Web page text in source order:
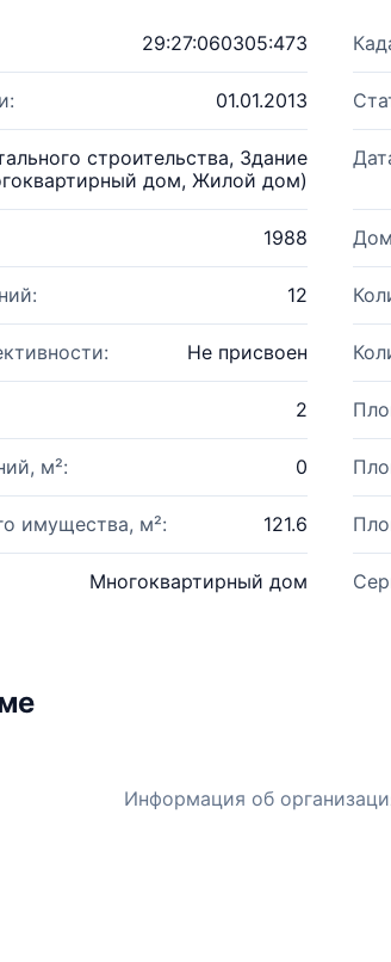
29:27:060305:473
01.01.2013
строительства, Здание
дом, Жилой дом)
1988
12
Не присвоен
2
м²: 0
имущества, м²: 121.6
Многоквартирный дом
Информация об